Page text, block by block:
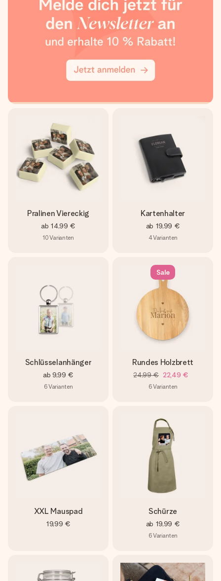
Pralinen Viereckig
ab 14,99 €
10Varianten
Kartenhalter
ab 19,99 €
4Varianten
Schlüsselanhänger
ab 9,99 €
6Varianten
Sale
Rundes Holzbrett
24,99 € 22,49 €
6Varianten
XXL Mauspad
19,99 €
Schürze
ab 19,99 €
6Varianten